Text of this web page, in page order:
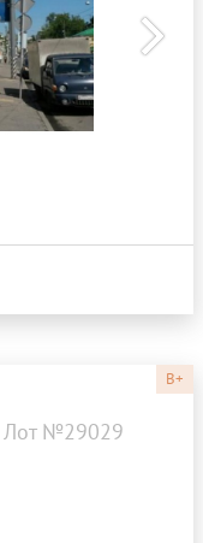
B+
Лот №29029